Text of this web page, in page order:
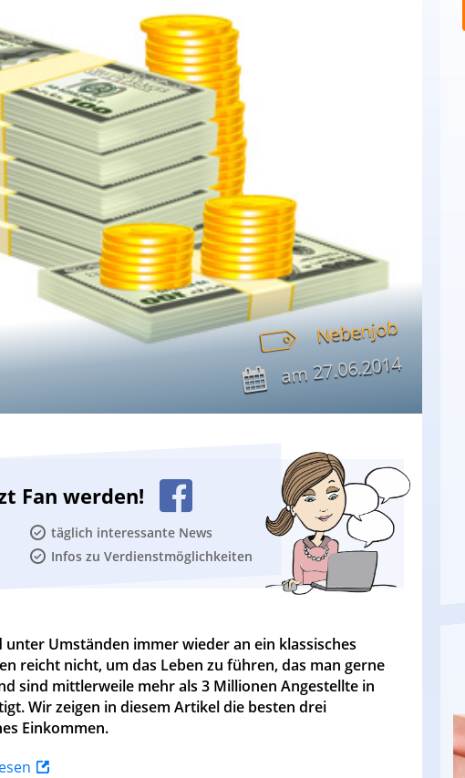
Nebenjob
am27.06.2014
Fan werden!
täglich interessante News
Infos zu Verdienstmöglichkeiten
Umständen immer wieder an ein klassisches
reicht nicht, um das Leben zu führen, das man gerne
sind mittlerweile mehr als 3 Millionen Angestellte in
Wir zeigen in diesem Artikel die besten drei
Einkommen.